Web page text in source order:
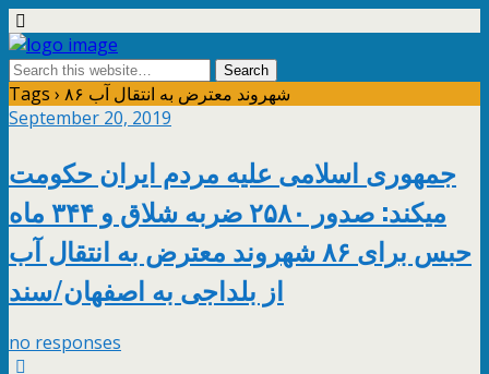
Tags › ۸۶ شهروند معترض به انتقال آب
September 20, 2019
جمهوری اسلامی علیه مردم ایران حکومت
میکند: صدور ۲۵۸۰ ضربه شلاق و ۳۴۴ ماه
حبس برای ۸۶ شهروند معترض به انتقال آب
از بلداجی به اصفهان/سند
no responses